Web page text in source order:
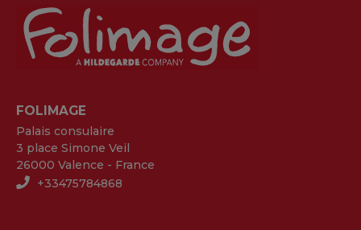
FOLIMAGE
Palais consulaire
3 place Simone Veil
26000 Valence - France
+33475784868